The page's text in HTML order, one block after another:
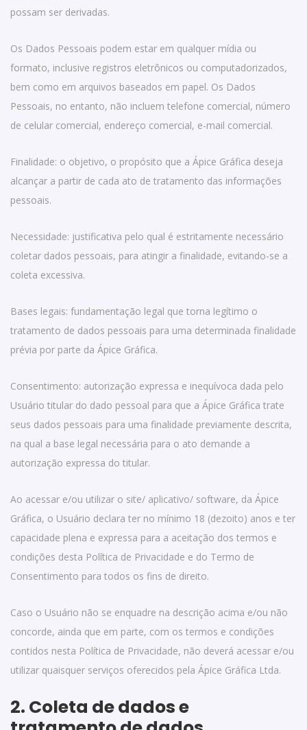
possam ser derivadas.
Os Dados Pessoais podem estar em qualquer mídia ou
formato, inclusive registros eletrônicos ou computadorizados,
bem como em arquivos baseados em papel. Os Dados
Pessoais, no entanto, não incluem telefone comercial, número
de celular comercial, endereço comercial, e-mail comercial.
Finalidade: o objetivo, o propósito que a Ápice Gráfica deseja
alcançar a partir de cada ato de tratamento das informações
pessoais.
Necessidade: justificativa pelo qual é estritamente necessário
coletar dados pessoais, para atingir a finalidade, evitando-se a
coleta excessiva.
Bases legais: fundamentação legal que torna legítimo o
tratamento de dados pessoais para uma determinada finalidade
prévia por parte da Ápice Gráfica.
Consentimento: autorização expressa e inequívoca dada pelo
Usuário titular do dado pessoal para que a Ápice Gráfica trate
seus dados pessoais para uma finalidade previamente descrita,
na qual a base legal necessária para o ato demande a
autorização expressa do titular.
Ao acessar e/ou utilizar o site/ aplicativo/ software, da Ápice
Gráfica, o Usuário declara ter no mínimo 18 (dezoito) anos e ter
capacidade plena e expressa para a aceitação dos termos e
condições desta Política de Privacidade e do Termo de
Consentimento para todos os fins de direito.
Caso o Usuário não se enquadre na descrição acima e/ou não
concorde, ainda que em parte, com os termos e condições
contidos nesta Política de Privacidade, não deverá acessar e/ou
utilizar quaisquer serviços oferecidos pela Ápice Gráfica Ltda.
2. Coleta de dados e